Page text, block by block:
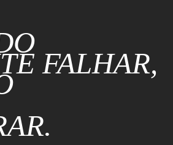
FALHAR,